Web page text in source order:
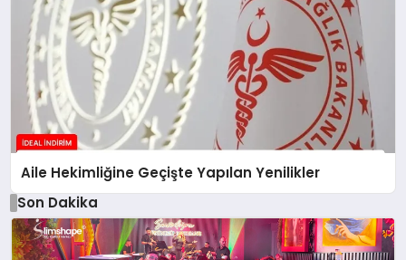
Aile Hekimliğine Geçişte Yapılan Yenilikler
Son Dakika